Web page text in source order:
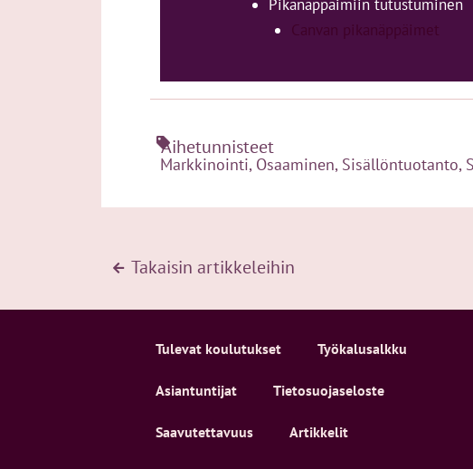
Pikanäppäimiin tutustuminen
Canvan pikanäppäimet
Aihetunnisteet
Markkinointi, Osaaminen, Sisällöntuotanto,
Takaisin artikkeleihin
Tulevat koulutukset Työkalusalkku
Asiantuntijat Tietosuojaseloste
Saavutettavuus Artikkelit